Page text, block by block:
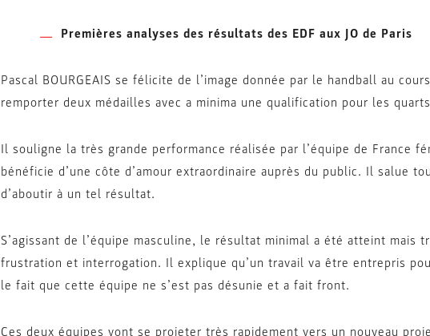
Premières analyses des résultats des EDF aux JO de Paris
Pascal BOURGEAIS se félicite de l’image donnée par le handball au
remporter deux médailles avec a minima une qualification pour les
Il souligne la très grande performance réalisée par l’équipe de France
bénéficie d’une côte d’amour extraordinaire auprès du public. Il salue
d’aboutir à un tel résultat.
S’agissant de l’équipe masculine, le résultat minimal a été atteint mais
frustration et interrogation. Il explique qu’un travail va être entrepris
le fait que cette équipe ne s’est pas désunie et a fait front.
Ces deux équipes vont se projeter très rapidement vers un nouveau